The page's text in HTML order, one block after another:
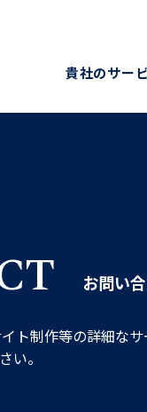
貴社のサー
お問い
ト制作等の詳細なサ
い。